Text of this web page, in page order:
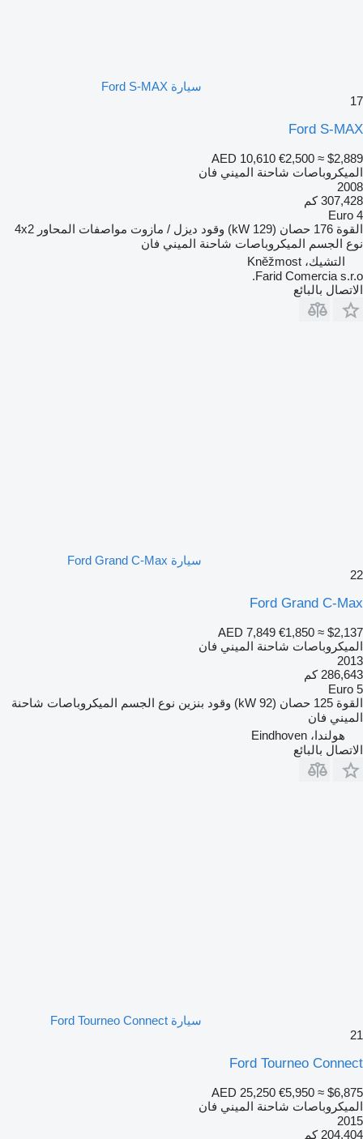
سيارة Ford S-MAX
17
Ford S-MAX
AED 10,610 €2,500 ≈ $2,889
الميكروباصات شاحنة الميني فان
2008
307,428 كم
Euro 4
القوة 176 حصان (129 kW) وقود ديزل / مازوت مواصفات المحاور 4x2
نوع الجسم الميكروباصات شاحنة الميني فان
التشيك، Kněžmost
Farid Comercia s.r.o.
الاتصال بالبائع
سيارة Ford Grand C-Max
22
Ford Grand C-Max
AED 7,849 €1,850 ≈ $2,137
الميكروباصات شاحنة الميني فان
2013
286,643 كم
Euro 5
القوة 125 حصان (92 kW) وقود بنزين نوع الجسم الميكروباصات شاحنة
الميني فان
هولندا، Eindhoven
الاتصال بالبائع
سيارة Ford Tourneo Connect
21
Ford Tourneo Connect
AED 25,250 €5,950 ≈ $6,875
الميكروباصات شاحنة الميني فان
2015
204,404 كم